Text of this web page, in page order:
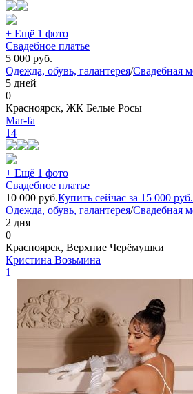
+ Ещё 1 фото
Свадебное платье
5 000 руб.
Одежда, обувь, галантерея/Свадебная
5 дней
0
Красноярск, ЖК Белые Росы
Mar-fa
14
+ Ещё 1 фото
Свадебное платье
10 000 руб.Купить сейчас за 15 000 руб.
Одежда, обувь, галантерея/Свадебная
2 дня
0
Красноярск, Верхние Черёмушки
Кристина Возьмина
1